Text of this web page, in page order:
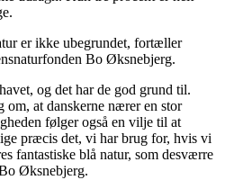
er ikke ubegrundet, fortæller
Bo Øksnebjerg.
og det har de god grund til.
om, at danskerne nærer en stor
følger også en vilje til at
præcis det, vi har brug for, hvis vi
fantastiske blå natur, som desværre
Øksnebjerg.